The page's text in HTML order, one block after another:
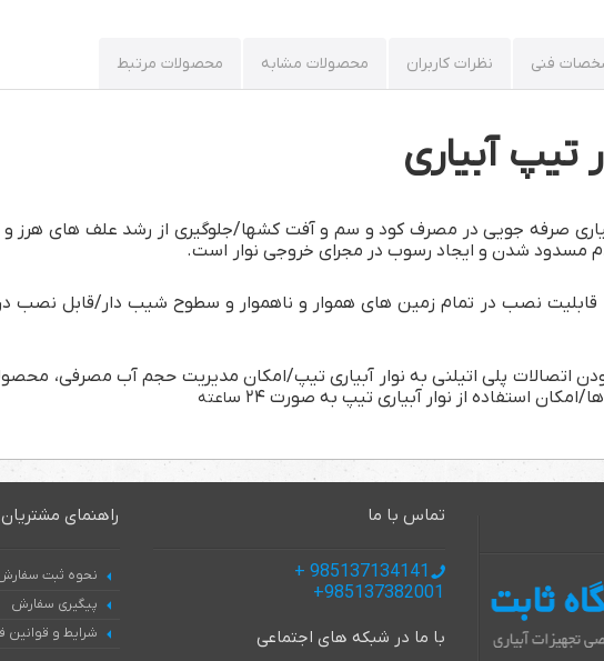
فنی نظرات کاربران محصولات مشابه محصولات مرتبط
تیپ آبیاری
آبیاری صرفه جویی در مصرف کود و سم و آفت کشها/جلوگیری از رشد علف های
مسدود شدن و ایجاد رسوب در مجرای خروجی نوار است.
نصب در تمام زمین های هموار و ناهموار و سطوح شیب دار/قابل نصب
اتصالات پلی اتیلنی به نوار آبیاری تیپ/امکان مدیریت حجم آب مصرفی،
استفاده از نوار آبیاری تیپ به صورت ۲۴ س
اعته
تماس با ما
با ما در شبکه های اجتماعی
راهنمای مشتریان
نحوه ثبت
پیگیری سفارش
شرایط و قوانین